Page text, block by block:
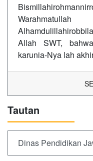
Allah SWT,
karunia-Nya lah
Tautan
Dinas Pendidikan